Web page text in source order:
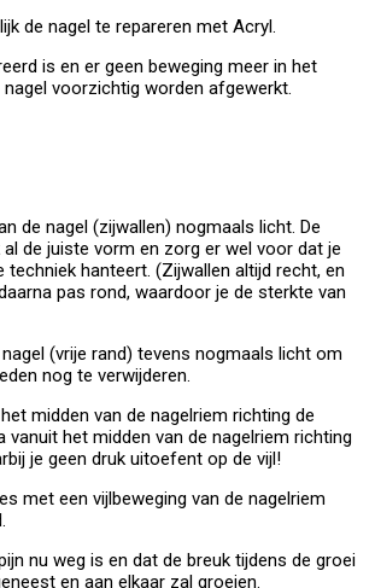
de nagel te repareren met Acryl.
is en er geen beweging meer in het
nagel voorzichtig worden afgewerkt.
de nagel (zijwallen) nogmaals licht. De
de juiste vorm en zorg er wel voor dat je
techniek hanteert. (Zijwallen altijd recht, en
pas rond, waardoor je de sterkte van
(vrije rand) tevens nogmaals licht om
nog te verwijderen.
midden van de nagelriem richting de
vanuit het midden van de nagelriem richting
je geen druk uitoefent op de vijl!
met een vijlbeweging van de nagelriem
nu weg is en dat de breuk tijdens de groei
en aan elkaar zal groeien.